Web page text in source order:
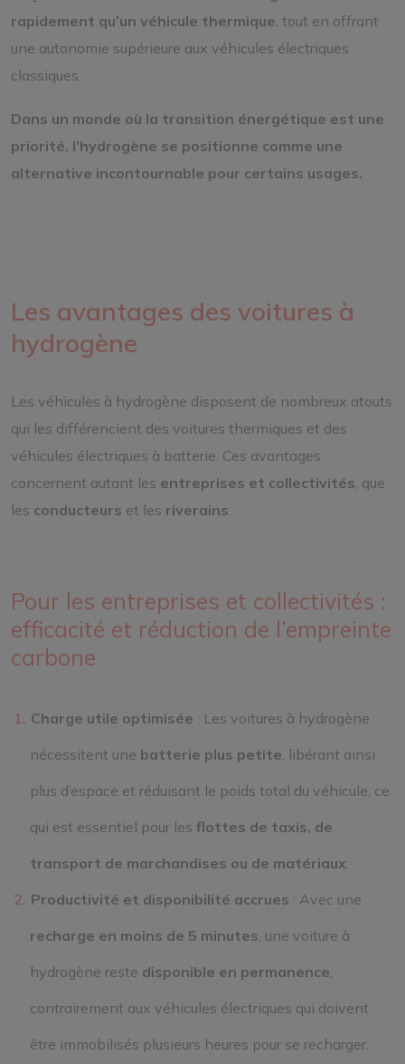
rapidement qu’un véhicule thermique , tout en offrant
une autonomie supérieure aux véhicules électriques
classiques.
Dans un monde où la transition énergétique est une
priorité, l’hydrogène se positionne comme une
alternative incontournable pour certains usages.
Les avantages des voitures à
hydrogène
Les véhicules à hydrogène disposent de nombreux atouts
qui les différencient des voitures thermiques et des
véhicules électriques à batterie. Ces avantages
concernent autant les entreprises et collectivités , que
les conducteurs et les riverains
Pour les entreprises et collectivités :
efficacité et réduction de l’empreinte
carbone
Charge utile optimisée : Les voitures à hydrogène
nécessitent une batterie plus petite , libérant ainsi
plus d’espace et réduisant le poids total du véhicule, ce
qui est essentiel pour lesflottes de taxis, de
transport de marchandises ou de matériaux
Productivité et disponibilité accrues : Avec une
recharge en moins de 5 minutes , une voiture à
hydrogène reste disponible en permanence
contrairement aux véhicules électriques qui doivent
être immobilisés plusieurs heures pour se recharger.